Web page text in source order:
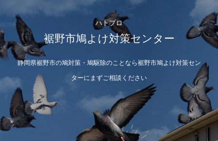
ハトプロ
裾野市鳩よけ対策センター
静岡県裾野市の鳩対策・鳩駆除のことなら裾野市鳩よけ対策セン
ターにまずご相談ください